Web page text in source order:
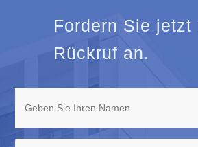
Fordern Sie jetzt
Rückruf an.